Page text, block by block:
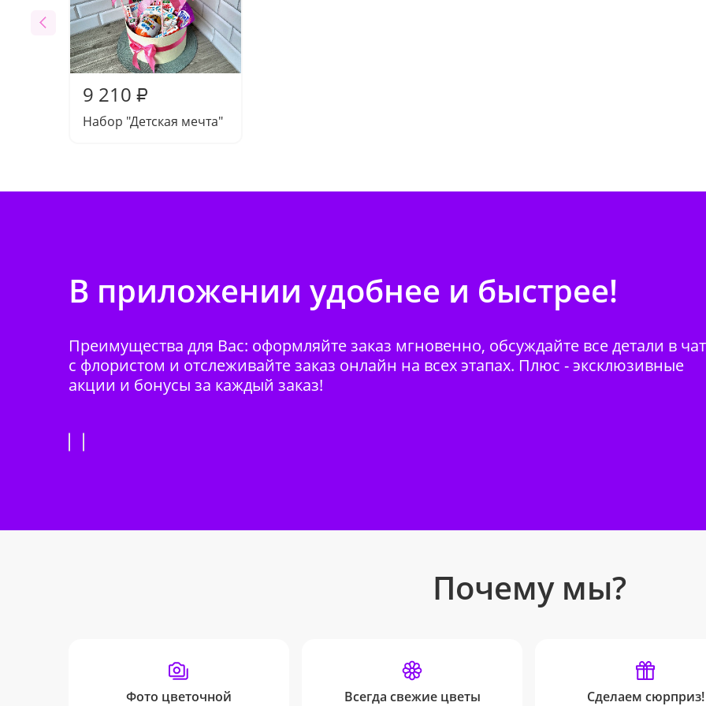
9 210 ₽
Набор "Детская мечта"
В приложении удобнее и быстрее!
Преимущества для Вас: оформляйте заказ мгновенно, обсуждайте все детали в
с флористом и отслеживайте заказ онлайн на всех этапах. Плюс - эксклюзивные
акции и бонусы за каждый заказ!
Почему мы?
Фото цветочной
Всегда свежие цветы Сделаем сюрприз!